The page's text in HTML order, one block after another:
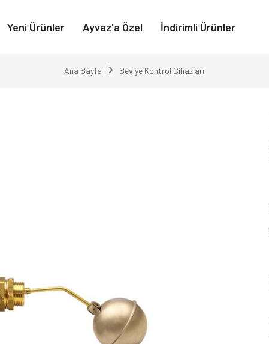
Yeni Ürünler Ayvaz'a Özel İndirimli Ürünler
Ana Sayfa Seviye Kontrol Cihazları